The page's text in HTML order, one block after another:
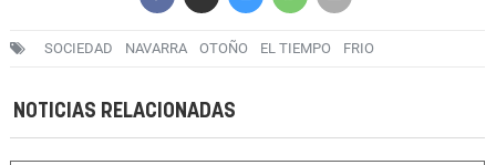
SOCIEDAD NAVARRA OTOÑO EL TIEMPO FRIO
NOTICIAS RELACIONADAS